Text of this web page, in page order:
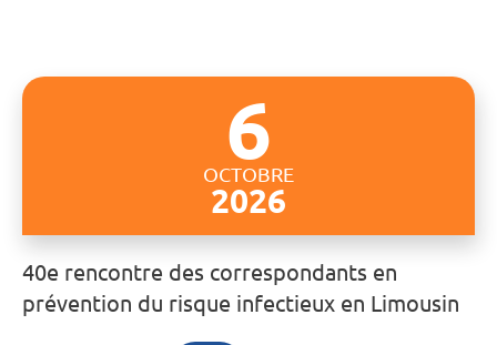
6
OCTOBRE
2026
40e rencontre des correspondants en
prévention du risque infectieux en Limousin